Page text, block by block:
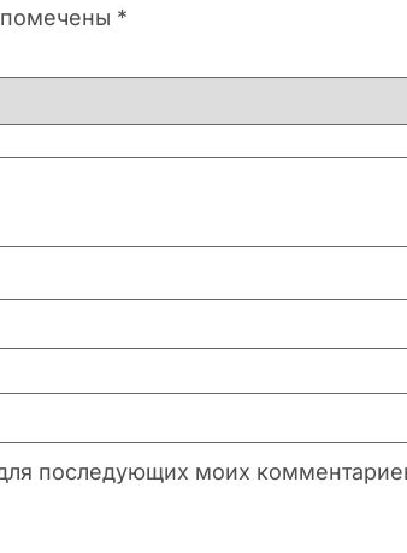
*
последующих моих